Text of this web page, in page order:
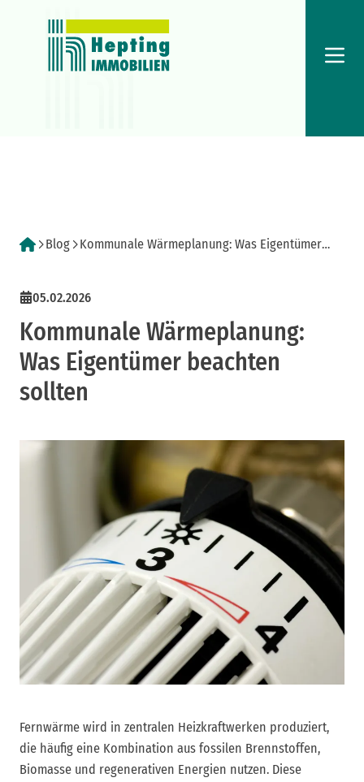
Blog
Kommunale Wärmeplanung: Was Eigentümer
05.02.2026
Kommunale Wärmeplanung:
Was Eigentümer beachten
sollten
Fernwärme wird in zentralen Heizkraftwerken produziert,
die häufig eine Kombination aus fossilen Brennstoffen,
Biomasse und regenerativen Energien nutzen. Diese